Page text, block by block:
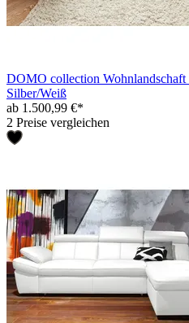
DOMO collection
Silber/Weiß
ab 1.500,99 €*
2 Preise vergleichen